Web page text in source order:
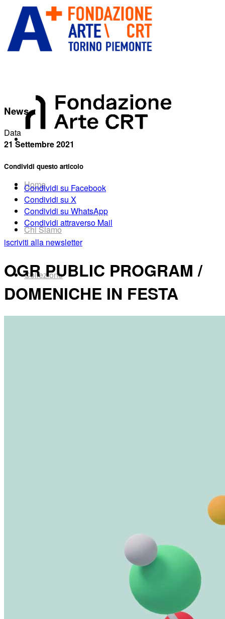
Home
Chi Siamo
Collezione
News
Data
21 Settembre 2021
Condividi questo articolo
Condividi su Facebook
Condividi su X
Condividi su WhatsApp
Condividi attraverso Mail
iscriviti alla newsletter
OGR PUBLIC PROGRAM /
DOMENICHE IN FESTA